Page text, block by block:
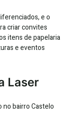
e o
criar convites
itens de papelaria
e eventos
Laser
no bairro Castelo